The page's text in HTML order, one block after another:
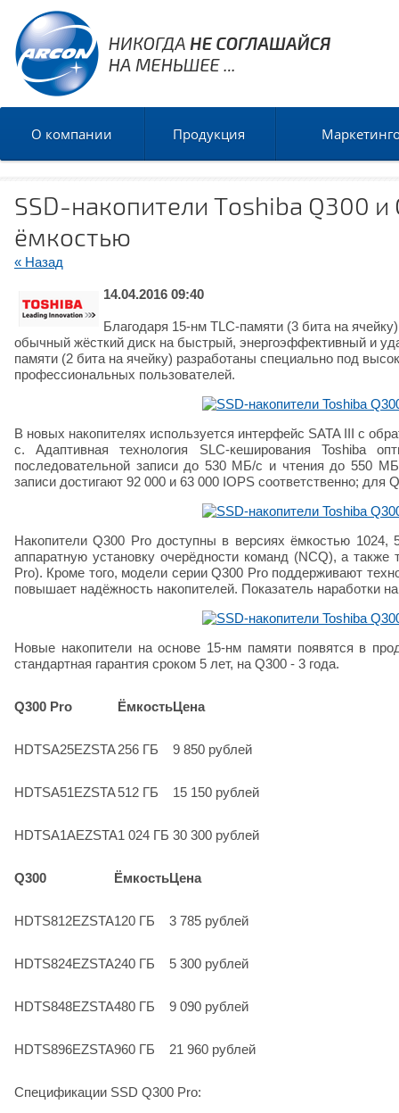
О компании Продукция
SSD-накопители Toshiba Q300
ёмкостью
« Назад
14.04.2016 09:40
Благодаря 15-нм TLC-памяти (3 бита на
обычный жёсткий диск на быстрый, энергоэффективный и
памяти (2 бита на ячейку) разработаны специально под
профессиональных пользователей.
В новых накопителях используется интерфейс SATA III с
с. Адаптивная технология SLC-кеширования Toshiba
последовательной записи до 530 МБ/с и чтения до 550
записи достигают 92 000 и 63 000 IOPS соответственно; для
Накопители Q300 Pro доступны в версиях ёмкостью
аппаратную установку очерёдности команд (NCQ), а
Pro). Кроме того, модели серии Q300 Pro поддерживают
повышает надёжность накопителей. Показатель наработки
Новые накопители на основе 15-нм памяти появятся в
стандартная гарантия сроком 5 лет, на Q300 - 3 года.
Q300 Pro ЁмкостьЦена
HDTSA25EZSTA256 ГБ 9 850 рублей
HDTSA51EZSTA512 ГБ 15 150 рублей
HDTSA1AEZSTA1 024 ГБ 30 300 рублей
Q300 ЁмкостьЦена
HDTS812EZSTA120 ГБ 3 785 рублей
HDTS824EZSTA240 ГБ 5 300 рублей
HDTS848EZSTA480 ГБ 9 090 рублей
HDTS896EZSTA960 ГБ 21 960 рублей
Спецификации SSD Q300 Pro: